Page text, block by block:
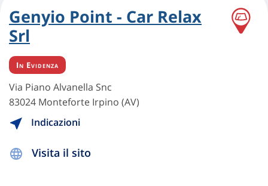
Genyio Point - Car Relax
Srl
In Evidenza
Via Piano Alvanella Snc
83024 Monteforte Irpino (AV)
Indicazioni
Visita il sito